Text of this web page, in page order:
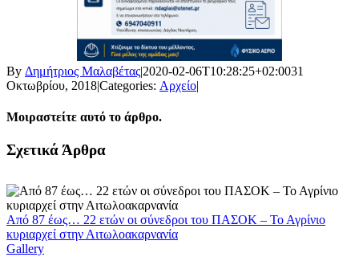
By Δημήτριος Μαλαβέτας|2020-02-06T10:28:25+02:0031
Οκτωβρίου, 2018|Categories: Αρχείο|
Μοιραστείτε αυτό το άρθρο.
Facebook
X
LinkedIn
WhatsApp
Email
Σχετικά Άρθρα
Από 87 έως… 22 ετών οι σύνεδροι του ΠΑΣΟΚ – Το Αγρίνιο
κυριαρχεί στην Αιτωλοακαρνανία
Gallery